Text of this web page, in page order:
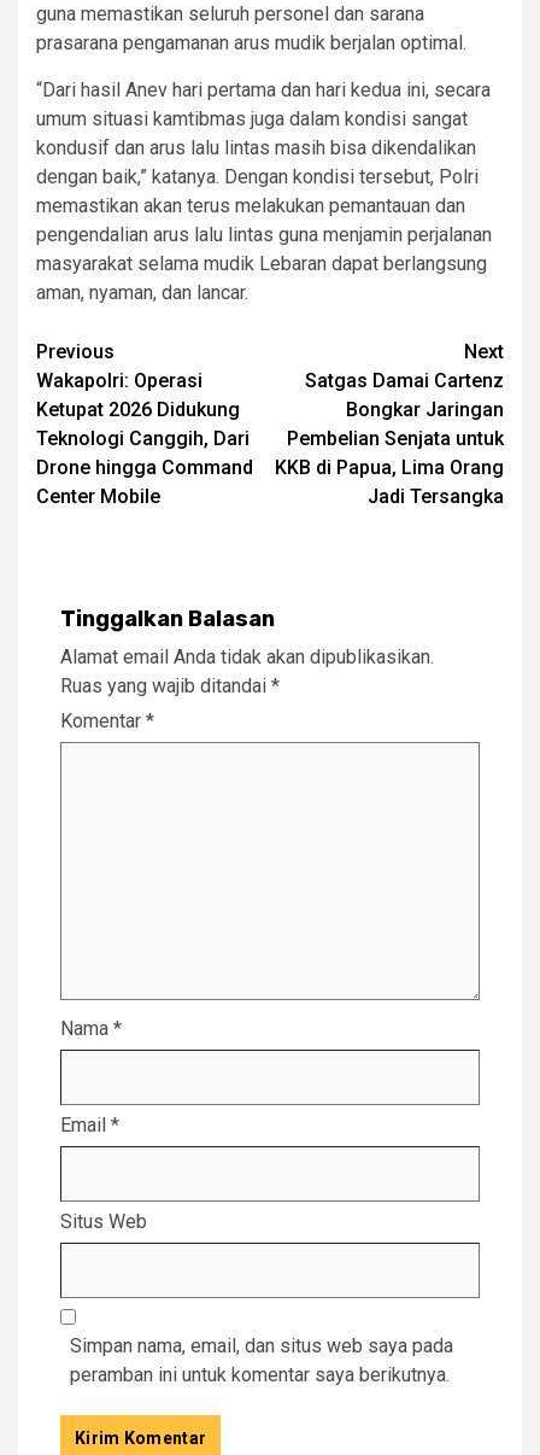
guna memastikan seluruh personel dan sarana
prasarana pengamanan arus mudik berjalan optimal.
“Dari hasil Anev hari pertama dan hari kedua ini, secara
umum situasi kamtibmas juga dalam kondisi sangat
kondusif dan arus lalu lintas masih bisa dikendalikan
dengan baik,” katanya. Dengan kondisi tersebut, Polri
memastikan akan terus melakukan pemantauan dan
pengendalian arus lalu lintas guna menjamin perjalanan
masyarakat selama mudik Lebaran dapat berlangsung
aman, nyaman, dan lancar.
Post
navigation
Previous
Wakapolri: Operasi
Ketupat 2026 Didukung
Teknologi Canggih, Dari
Drone hingga Command
Center Mobile
Next
Satgas Damai Cartenz
Bongkar Jaringan
Pembelian Senjata untuk
KKB di Papua, Lima Orang
Jadi Tersangka
Tinggalkan Balasan
Alamat email Anda tidak akan dipublikasikan.
Ruas yang wajib ditandai *
Komentar *
Nama *
Email *
Situs Web
Simpan nama, email, dan situs web saya pada
peramban ini untuk komentar saya berikutnya.